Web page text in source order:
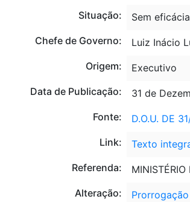
Situação:
Sem eficácia
Chefe de Governo:
Luiz Inácio
Origem:
Executivo
Data de Publicação:
31 de
Fonte:
D.O.U. DE
Link:
Texto
Referenda:
Alteração: